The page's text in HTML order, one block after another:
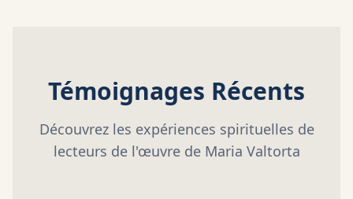
Témoignages Récents
Découvrez les expériences spirituelles de
lecteurs de l'œuvre de Maria Valtorta